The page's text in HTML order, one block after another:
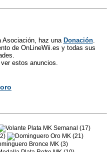
Asociación, haz una Donación.
de OnLineWii.es y todas sus
estos anuncios.